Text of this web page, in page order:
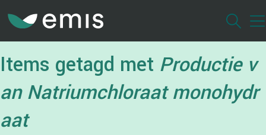
inhoud
Items getagd met Productie v
an Natriumchloraat monohydr
aat